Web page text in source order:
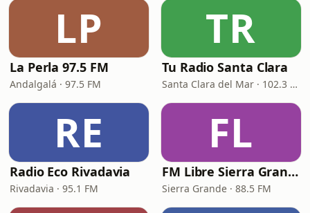
LP
La Perla 97.5 FM
Andalgalá · 97.5 FM
TR
Tu Radio Santa Clara
Santa Clara del Mar · 102.3 FM
RE
Radio Eco Rivadavia
Rivadavia · 95.1 FM
FL
FM Libre Sierra Grande
Sierra Grande · 88.5 FM